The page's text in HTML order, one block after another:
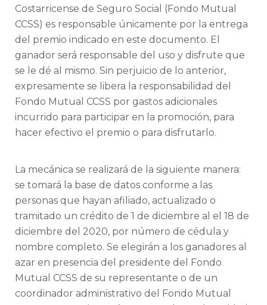
Costarricense de Seguro Social (Fondo Mutual
CCSS) es responsable únicamente por la entrega
del premio indicado en este documento. El
ganador será responsable del uso y disfrute que
se le dé al mismo. Sin perjuicio de lo anterior,
expresamente se libera la responsabilidad del
Fondo Mutual CCSS por gastos adicionales
incurrido para participar en la promoción, para
hacer efectivo el premio o para disfrutarlo.
La mecánica se realizará de la siguiente manera:
se tomará la base de datos conforme a las
personas que hayan afiliado, actualizado o
tramitado un crédito de 1 de diciembre al el 18 de
diciembre del 2020, por número de cédula y
nombre completo. Se elegirán a los ganadores al
azar en presencia del presidente del Fondo
Mutual CCSS de su representante o de un
coordinador administrativo del Fondo Mutual